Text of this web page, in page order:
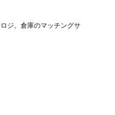
ジ、倉庫のマッチングサ